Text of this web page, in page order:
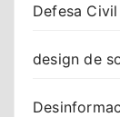
Defesa Civil
design de